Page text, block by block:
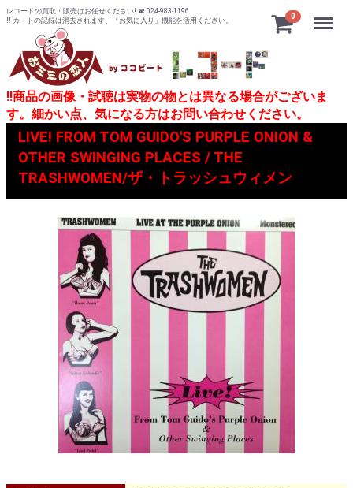
レコードの買取・販売はお任せください! ☎ 024-983-1196
!! カートの記録は消去されます、「お気に入り」機能を活用ください。
0 Menu
!!商品の画像・試聴は実物の物とは異なる場合がございま
す。細かい点、気になる方はお問い合わせください。
LIVE! FROM TOM GUIDO'S PURPLE ONION &
OTHER SWINGING PLACES / THE
TRASHWOMEN/ザ・トラッシュウィメン